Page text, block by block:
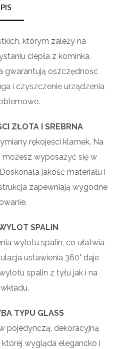
którym zależy na
ciepła z kominka.
gwarantują oszczędność
i czyszczenie urządzenia
ZŁOTA I SREBRNA
rękojeści klamek. Na
wyposażyć się w
jakość materiału i
zapewniają wygodne
SPALIN
wylotu spalin, co ułatwia
ustawienia 360° daje
spalin z tyłu jak i na
TYPU GLASS
pojedynczą, dekoracyjną
wygląda elegancko i